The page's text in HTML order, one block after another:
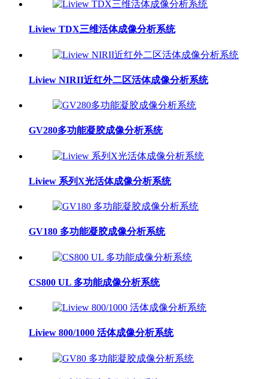
Liview TDX三维活体成像分析系统
​Liview NIRII近红外二区活体成像分析系统
GV280多功能凝胶成像分析系统
Liview 系列X光活体成像分析系统
GV180 多功能凝胶成像分析系统
CS800 UL 多功能成像分析系统
Liview 800/1000 活体成像分析系统